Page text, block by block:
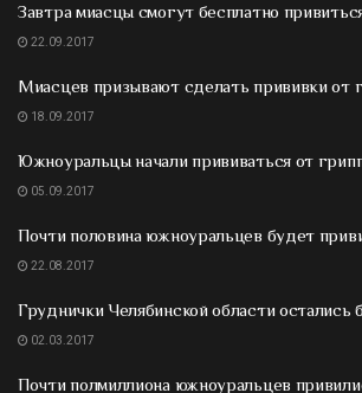
Завтра миасцы смогут бесплатно
22.09.2017
Миасцев призывают сделать прививки от
18.09.2017
Южноуральцы начали прививаться от
05.09.2017
Почти половина южноуральцев будет
22.08.2017
Груднички Челябинской области
02.03.2017
Почти полмиллиона южноуральцев